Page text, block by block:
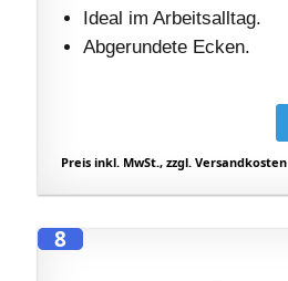
Ideal im Arbeitsalltag.
Abgerundete Ecken.
Preis inkl. MwSt., zzgl. Versandkosten
8